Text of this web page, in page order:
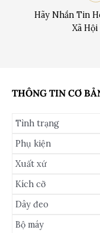
Hãy Nhắn Tin
Xã
THÔNG TIN CƠ
Tình trạng
Phụ kiện
Xuất xứ
Kích cỡ
Dây đeo
Bộ máy